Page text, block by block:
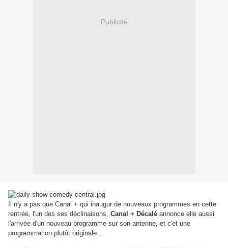
Publicité
Il n'y a pas que Canal + qui inaugur de nouveaux programmes en cette
rentrée, l'un des ses déclinaisons, Canal + Décalé annonce elle aussi
l'arrivée d'un nouveau programme sur son antenne, et c'et une
programmation plutôt originale...